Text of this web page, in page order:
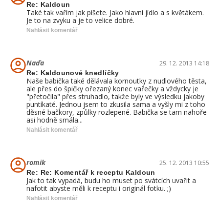
Re: Kaldoun
Také tak vařím jak píšete. Jako hlavní jídlo a s květákem.
Je to na zvyku a je to velice dobré.
Nahlásit komentář
Naďa 29. 12. 2013 14:18
Re: Kaldounové knedlíčky
Naše babička také dělávala kornoutky z nudlového těsta,
ale přes do špičky ořezaný konec vařečky a vždycky je
"přetočila" přes struhadlo, takže byly ve výsledku jakoby
puntíkaté. Jednou jsem to zkusila sama a vyšly mi z toho
děsné bačkory, způlky rozlepené. Babička se tam nahoře
asi hodně smála...
Nahlásit komentář
romik 25. 12. 2013 10:55
Re: Re: Komentář k receptu Kaldoun
Jak to tak vypadá, budu ho muset po svátcích uvařit a
nafotit abyste měli k receptu i originál fotku. ;)
Nahlásit komentář